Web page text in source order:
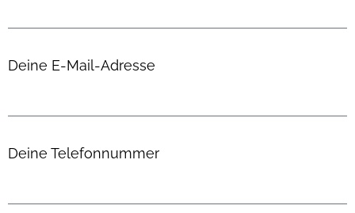
Deine E-Mail-Adresse
Deine Telefonnummer